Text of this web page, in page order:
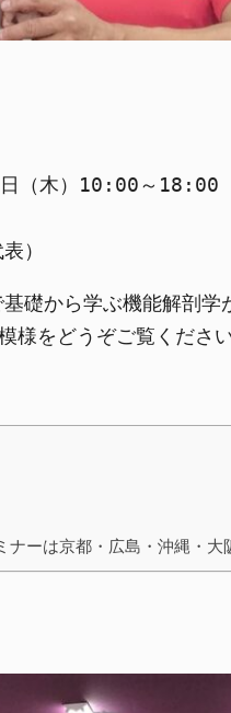
（木）10:00～18:00
）
礎から学ぶ機能解剖
をどうぞご覧ください
ーは京都・広島・沖縄・